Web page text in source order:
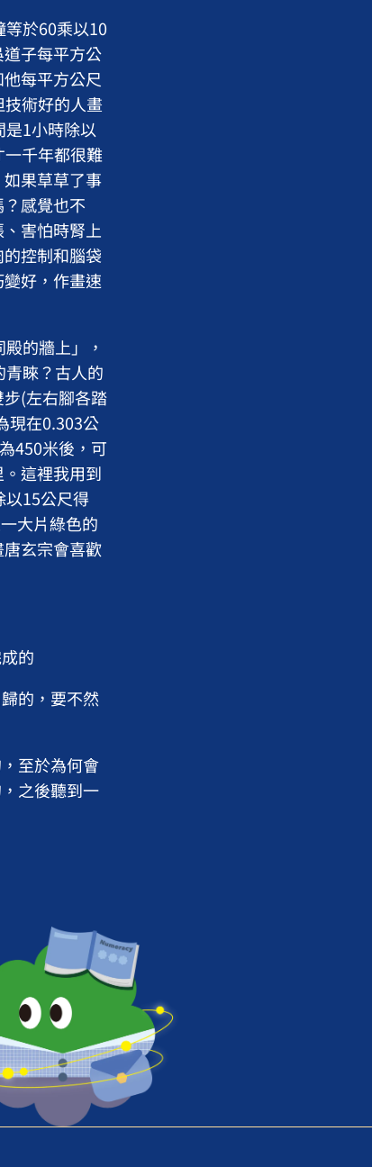
於60乘以10
子每平方公
每平方公尺
術好的人畫
1小時除以
千年都很難
果草草了事
感覺也不
害怕時腎上
控制和腦袋
好，作畫速
的牆上」，
睞？古人的
(左右腳各踏
現在0.303公
450米後，可
這裡我用到
以15公尺得
大片綠色的
玄宗會喜歡
的
的，要不然
至於為何會
之後聽到一